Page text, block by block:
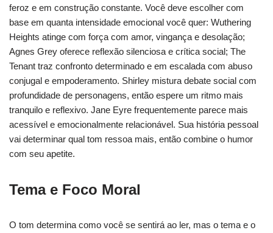
feroz e em construção constante. Você deve escolher com
base em quanta intensidade emocional você quer: Wuthering
Heights atinge com força com amor, vingança e desolação;
Agnes Grey oferece reflexão silenciosa e crítica social; The
Tenant traz confronto determinado e em escalada com abuso
conjugal e empoderamento. Shirley mistura debate social com
profundidade de personagens, então espere um ritmo mais
tranquilo e reflexivo. Jane Eyre frequentemente parece mais
acessível e emocionalmente relacionável. Sua história pessoal
vai determinar qual tom ressoa mais, então combine o humor
com seu apetite.
Tema e Foco Moral
O tom determina como você se sentirá ao ler, mas o tema e o